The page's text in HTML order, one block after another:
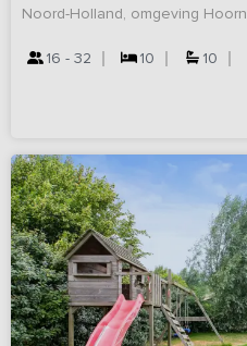
Noord-Holland, omgeving Hoorn
16 - 32 10 10